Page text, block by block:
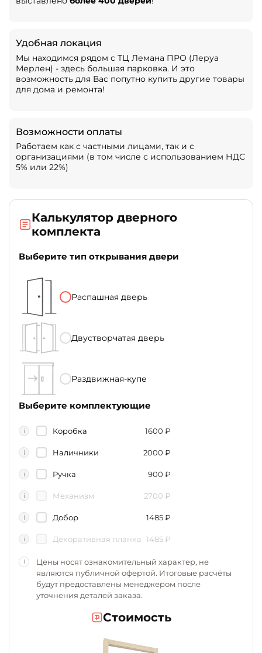
Удобная локация
Мы находимся рядом с ТЦ Лемана ПРО (Леруа
Мерлен) - здесь большая парковка. И это
возможность для Вас попутно купить другие товары
для дома и ремонта!
Возможности оплаты
Работаем как с частными лицами, так и с
организациями (в том числе с использованием НДС
5% или 22%)
Калькулятор дверного
комплекта
Выберите тип открывания двери
Распашная дверь
Двустворчатая дверь
Раздвижная-купе
Выберите комплектующие
i Коробка 1600 ₽
i Наличники 2000 ₽
i Ручка 900 ₽
i Механизм 2700 ₽
i Добор 1485₽
i Декоративная планка 1485 ₽
i
Цены носят ознакомительный характер, не
являются публичной офертой. Итоговые расчёты
будут предоставлены менеджером после
уточнения деталей заказа.
Стоимость